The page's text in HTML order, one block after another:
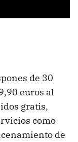
de 30
euros al
gratis,
como
de